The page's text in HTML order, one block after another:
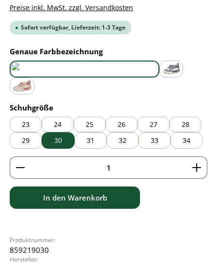
Preise inkl. MwSt. zzgl. Versandkosten
Sofort verfügbar, Lieferzeit: 1-3 Tage
Genaue Farbbezeichnungauswählen
blue
grey
pink
Schuhgrößeauswählen
23 24 25 26 27
28
29
30 31 32 33 34
Produkt Anzahl: Gib den gewünschten Wert ein
In den Warenkorb
Produktnummer:
859219030
Hersteller: